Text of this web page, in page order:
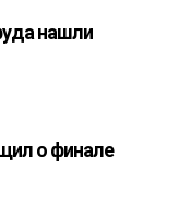
нашли
о финале